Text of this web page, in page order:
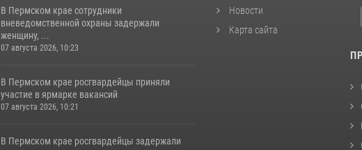
В Пермском крае сотрудники
вневедомственной охраны задержали
женщину, ...
07 августа 2026, 10:23
В Пермском крае росгвардейцы приняли
участие в ярмарке вакансий
07 августа 2026, 10:21
В Пермском крае росгвардейцы задержали
Новости
Карта сайта